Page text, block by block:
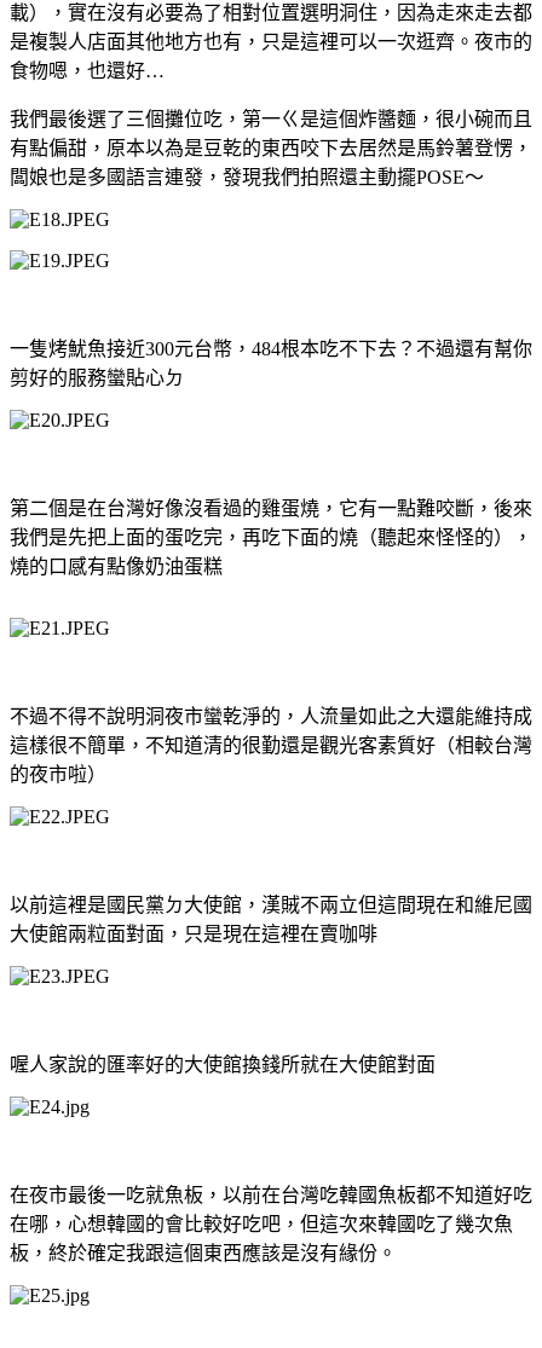
載），實在沒有必要為了相對位置選明洞住，因為走來走去都
是複製人店面其他地方也有，只是這裡可以一次逛齊。夜市的
食物嗯，也還好…
我們最後選了三個攤位吃，第一ㄍ是這個炸醬麵，很小碗而且
有點偏甜，原本以為是豆乾的東西咬下去居然是馬鈴薯登愣，
闆娘也是多國語言連發，發現我們拍照還主動擺POSE～
一隻烤魷魚接近300元台幣， 484根本吃不下去？不過還有幫你
剪好的服務蠻貼心ㄉ
第二個是在台灣好像沒看過的雞蛋燒，它有一點難咬斷，後來
我們是先把上面的蛋吃完，再吃下面的燒（聽起來怪怪的），
燒的口感有點像奶油蛋糕
不過不得不說明洞夜市蠻乾淨的，人流量如此之大還能維持成
這樣很不簡單，不知道清的很勤還是觀光客素質好（相較台灣
的夜市啦）
以前這裡是國民黨ㄉ大使館，漢賊不兩立但這間現在和維尼國
大使館兩粒面對面，只是現在這裡在賣咖啡
喔人家說的匯率好的大使館換錢所就在大使館對面
在夜市最後一吃就魚板，以前在台灣吃韓國魚板都不知道好吃
在哪，心想韓國的會比較好吃吧，但這次來韓國吃了幾次魚
板，終於確定我跟這個東西應該是沒有緣份。